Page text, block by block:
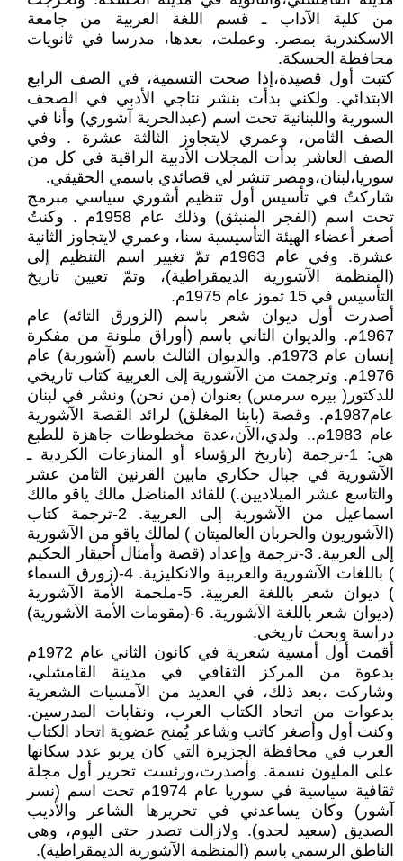
من كلية الآداب ـ قسم اللغة العربية من جامعة
الاسكندرية بمصر. وعملت، بعدها، مدرسا في ثانويات
محافظة الحسكة.
كتبت أول قصيدة،إذا صحت التسمية، في الصف الرابع
الابتدائي. ولكني بدأت بنشر نتاجي الأدبي في الصحف
السورية واللبنانية تحت اسم (عبدالحرية آشوري) وأنا في
الصف الثامن، وعمري لايتجاوز الثالثة عشرة . وفي
الصف العاشر بدأت المجلات الأدبية الراقية في كل من
سوريا،لبنان،ومصر تنشر لي قصائدي باسمي الحقيقي.
شاركتُ في تأسيس أول تنظيم أشوري سياسي مبرمج
تحت اسم (الفجر المنبثق) وذلك عام 1958م . وكنتُ
أصغر أعضاء الهيئة التأسيسية سنا، وعمري لايتجاوز الثانية
عشرة. وفي عام 1963م تمّ تغيير اسم التنظيم إلى
(المنظمة الآشورية الديمقراطية)، وتمّ تعيين تاريخ
التأسيس في 15 تموز عام 1975م.
أصدرت أول ديوان شعر باسم (الزورق التائه) عام
1967م. والديوان الثاني باسم (أوراق ملونة من مفكرة
إنسان عام 1973م. والديوان الثالث باسم (آشورية) عام
1976م. وترجمت من الآشورية إلى العربية كتاب تاريخي
للدكتور( بيره سرمس) بعنوان (من نحن) ونشر في لبنان
عام1987م. وقصة (بابنا المغلق) لرائد القصة الآشورية
عام 1983م.. ولدي،الآن،عدة مخطوطات جاهزة للطبع
هي: 1-ترجمة (تاريخ الرؤساء أو المنازعات الكردية ـ
الآشورية في جبال حكاري مابين القرنين الثامن عشر
والتاسع عشر الميلاديين.) للقائد المناضل مالك ياقو مالك
اسماعيل من الآشورية إلى العربية. 2-ترجمة كتاب
(الآشوريون والحربان العالميتان ) لمالك ياقو من الآشورية
إلى العربية. 3-ترجمة وإعداد (قصة وأمثال أحيقار الحكيم
) باللغات الآشورية والعربية والانكليزية. 4-(زورق السماء
) ديوان شعر باللغة العربية. 5-ملحمة الأمة الآشورية
(ديوان شعر باللغة الآشورية. 6-(مقومات الأمة الآشورية)
دراسة وبحث تاريخي.
أقمت أول أمسية شعرية في كانون الثاني عام 1972م
بدعوة من المركز الثقافي في مدينة القامشلي،
وشاركت ،بعد ذلك، في العديد من الآمسيات الشعرية
بدعوات من اتحاد الكتاب العرب، ونقابات المدرسين.
وكنت أول وأصغر كاتب وشاعر يُمنح عضوية اتحاد الكتاب
العرب في محافظة الجزيرة التي كان يربو عدد سكانها
على المليون نسمة. وأصدرت،ورئست تحرير أول مجلة
ثقافية سياسية في سوريا عام 1974م تحت اسم (نسر
آشور) وكان يساعدني في تحريرها الشاعر والأديب
الصديق (سعيد لحدو). ولازالت تصدر حتى اليوم، وهي
الناطق الرسمي باسم (المنظمة الآشورية الديمقراطية).